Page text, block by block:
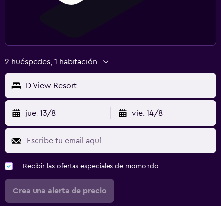
2 huéspedes, 1 habitación
D View Resort
jue. 13/8 vie. 14/8
Recibir las ofertas especiales de momondo
Crea una alerta de precio